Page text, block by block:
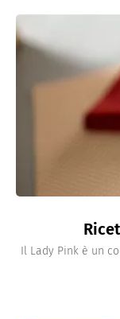
Il Lady Pink è un